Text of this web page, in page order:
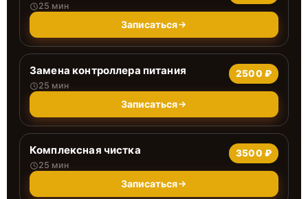
25 мин
Записаться
Замена контроллера питания
25 мин
2500 ₽
Записаться
Комплексная чистка
25 мин
3500 ₽
Записаться